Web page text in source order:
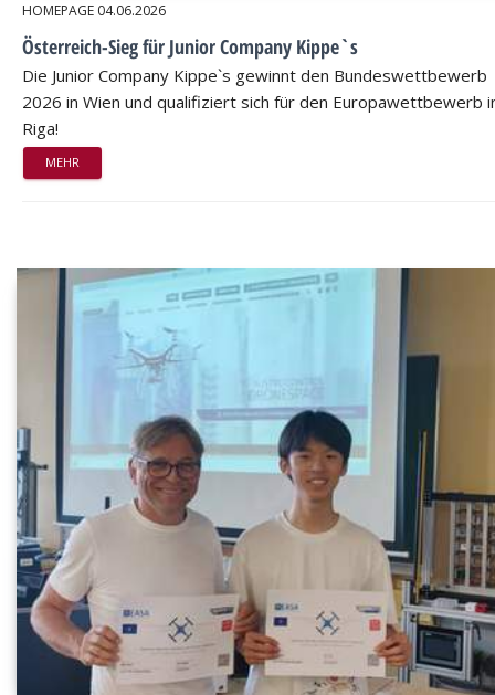
HOMEPAGE 04.06.2026
Österreich-Sieg für Junior Company Kippe`s
Die Junior Company Kippe`s gewinnt den Bundeswettbewerb
2026 in Wien und qualifiziert sich für den Europawettbewerb
Riga!
MEHR